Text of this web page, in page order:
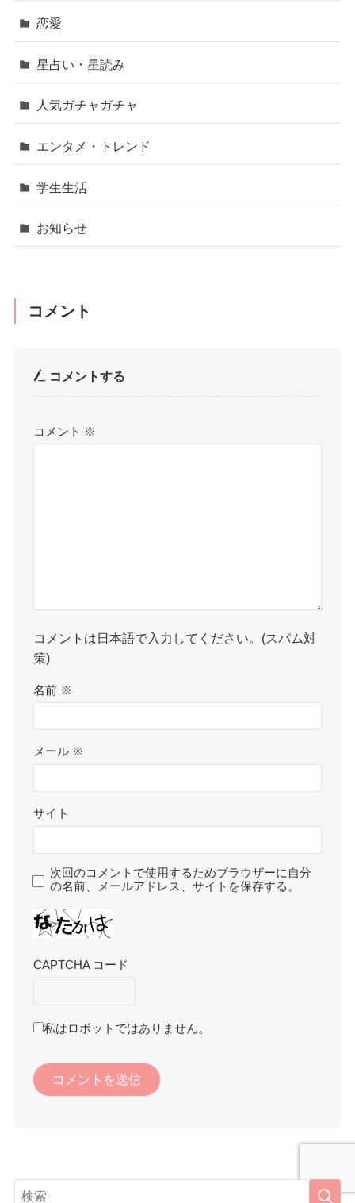
恋愛
星占い・星読み
人気ガチャガチャ
エンタメ・トレンド
学生生活
お知らせ
コメント
コメントする
コメント ※
コメントは日本語で入力してください。(スパム対
策)
名前 ※
メール ※
サイト
次回のコメントで使用するためブラウザーに自分
の名前、メールアドレス、サイトを保存する。
CAPTCHA コード
私はロボットではありません。